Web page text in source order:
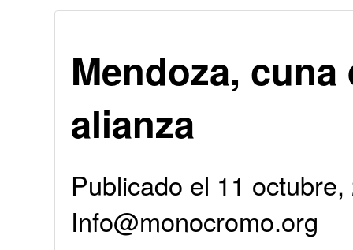
Mendoza,
alianza
Publicado el 11
Info@monocromo.org